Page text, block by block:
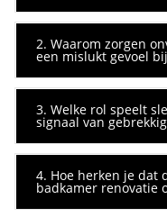
2. Waarom zorgen
een mislukt gevoel
3. Welke rol speelt
signaal van
4. Hoe herken je dat
badkamer renovatie